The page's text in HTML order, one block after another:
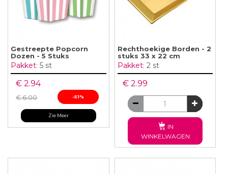
Gestreepte Popcorn
Dozen - 5 Stuks
Pakket: 5 st
€ 2.94
€ 6.00 -51%
Zie Meer
Rechthoekige Borden - 2
stuks 33 x 22 cm
Pakket: 2 st
€ 2.99
IN
WINKELWAGEN